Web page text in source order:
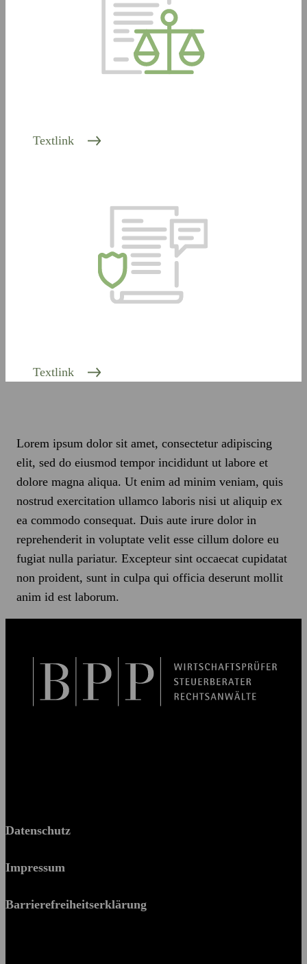
Textlink
Textlink
Lorem ipsum dolor sit amet, consectetur adipiscing
elit, sed do eiusmod tempor incididunt ut labore et
dolore magna aliqua. Ut enim ad minim veniam, quis
nostrud exercitation ullamco laboris nisi ut aliquip ex
ea commodo consequat. Duis aute irure dolor in
reprehenderit in voluptate velit esse cillum dolore eu
fugiat nulla pariatur. Excepteur sint occaecat cupidatat
non proident, sunt in culpa qui officia deserunt mollit
anim id est laborum.
Datenschutz
Impressum
Barrierefreiheitserklärung